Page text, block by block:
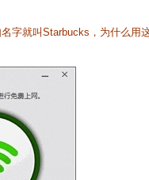
字就叫Starbucks，为什么用